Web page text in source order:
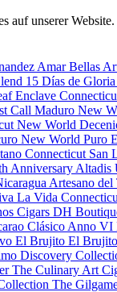
auf unserer Website.
AmarBellas
15 Días de Gloria
Enclave
Call Maduro New
New World
New World Puro
Connecticut San
Anniversary Altadis
Artesano del
La Vida
Cigars DH
Clásico Anno VI
El Brujito El
Discovery
The Culinary Art
The